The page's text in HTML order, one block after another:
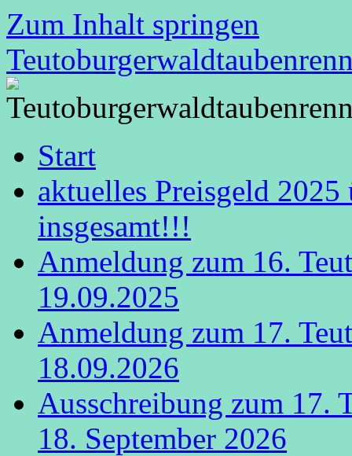
Zum Inhalt springen
Start
aktuelles Preisgeld
insgesamt!!!
Anmeldung zum 16.
19.09.2025
Anmeldung zum 17.
18.09.2026
Ausschreibung zum 17.
18. September 2026